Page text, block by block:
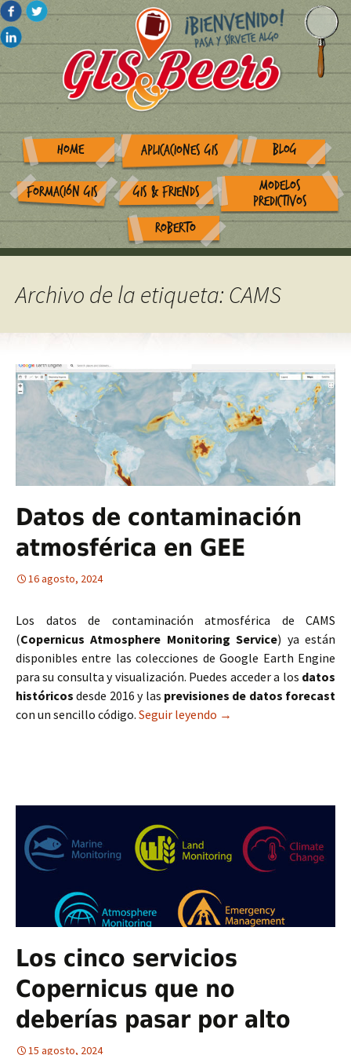
HOME APLICACIONES GIS BLOG
FORMACIÓN GIS GIS & FRIENDS
MODELOS
PREDICTIVOS
ROBERTO
Archivo de la etiqueta: CAMS
Datos de contaminación
atmosférica en GEE
16 agosto, 2024
Los datos de contaminación atmosférica de CAMS
(Copernicus Atmosphere Monitoring Service) ya están
disponibles entre las colecciones de Google Earth Engine
para su consulta y visualización. Puedes acceder a los datos
históricos desde 2016 y las previsiones de datos forecast
con un sencillo código. Seguir leyendo Datos de
→
Los cinco servicios
Copernicus que no
deberías pasar por alto
15 agosto, 2024